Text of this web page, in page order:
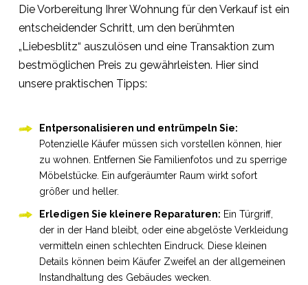
Die Vorbereitung Ihrer Wohnung für den Verkauf ist ein
entscheidender Schritt, um den berühmten
„Liebesblitz“ auszulösen und eine Transaktion zum
bestmöglichen Preis zu gewährleisten. Hier sind
unsere praktischen Tipps:
Entpersonalisieren und entrümpeln Sie:
Potenzielle Käufer müssen sich vorstellen können, hier
zu wohnen. Entfernen Sie Familienfotos und zu sperrige
Möbelstücke. Ein aufgeräumter Raum wirkt sofort
größer und heller.
Erledigen Sie kleinere Reparaturen: Ein Türgriff,
der in der Hand bleibt, oder eine abgelöste Verkleidung
vermitteln einen schlechten Eindruck. Diese kleinen
Details können beim Käufer Zweifel an der allgemeinen
Instandhaltung des Gebäudes wecken.